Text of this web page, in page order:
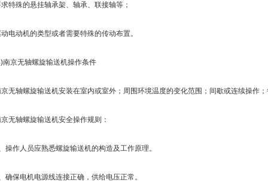
殊的悬挂轴承架、轴承、联接轴等；
动机的类型或者需要特殊的传动布置。
无轴螺旋输送机操作条件
轴螺旋输送机安装在室内或室外；周围环境温度的变化范围；间歇或连续操作；
轴螺旋输送机安全操作规则：
作人员应熟悉螺旋输送机的构造及工作原理。
保电机电源线连接正确，供给电压正常。